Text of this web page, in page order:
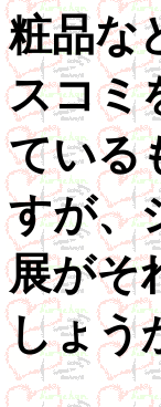
粧品な
スコミ
ている
すが、
展がそ
しょう